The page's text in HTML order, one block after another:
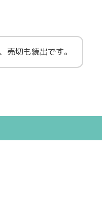
売切も続出です。